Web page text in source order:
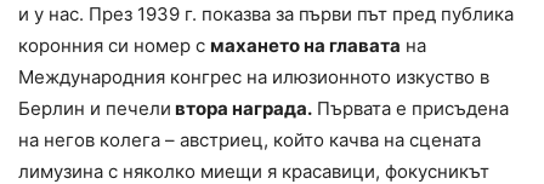
и у нас. През 1939 г. показва за първи път пред публика
коронния си номер с махането на главата на
Международния конгрес на илюзионното изкуство в
Берлин и печели втора награда. Първата е присъдена
на негов колега – австриец, който качва на сцената
лимузина с няколко миещи я красавици, фокусникът